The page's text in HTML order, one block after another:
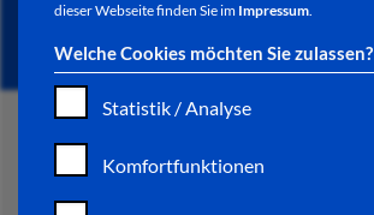
dieser Webseite finden Sie im Impressum.
Welche Cookies möchten Sie zulassen?
Statistik / Analyse
Komfortfunktionen
START